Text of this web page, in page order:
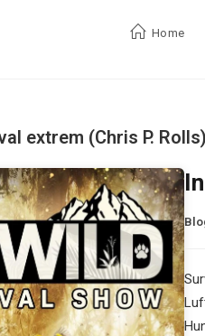
Home
extrem (Chris P. Rolls)